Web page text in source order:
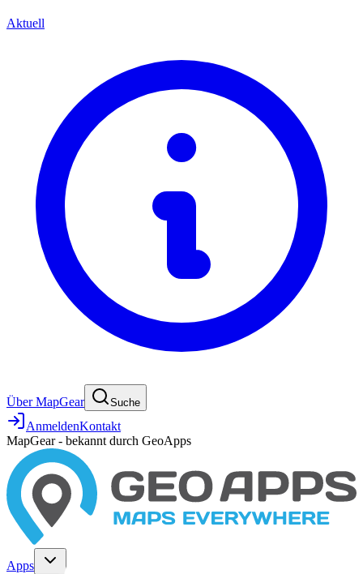
Aktuell
Über MapGear Suche
AnmeldenKontakt
MapGear - bekannt durch GeoApps
Apps